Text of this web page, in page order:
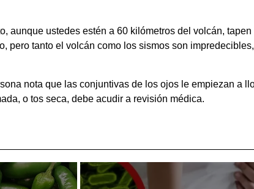
aunque ustedes estén a 60 kilómetros del volcán,
pero tanto el volcán como los sismos son
nota que las conjuntivas de los ojos le empiezan a
o tos seca, debe acudir a revisión médica.